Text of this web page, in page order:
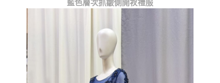
藍色層次抓皺側開衩禮服